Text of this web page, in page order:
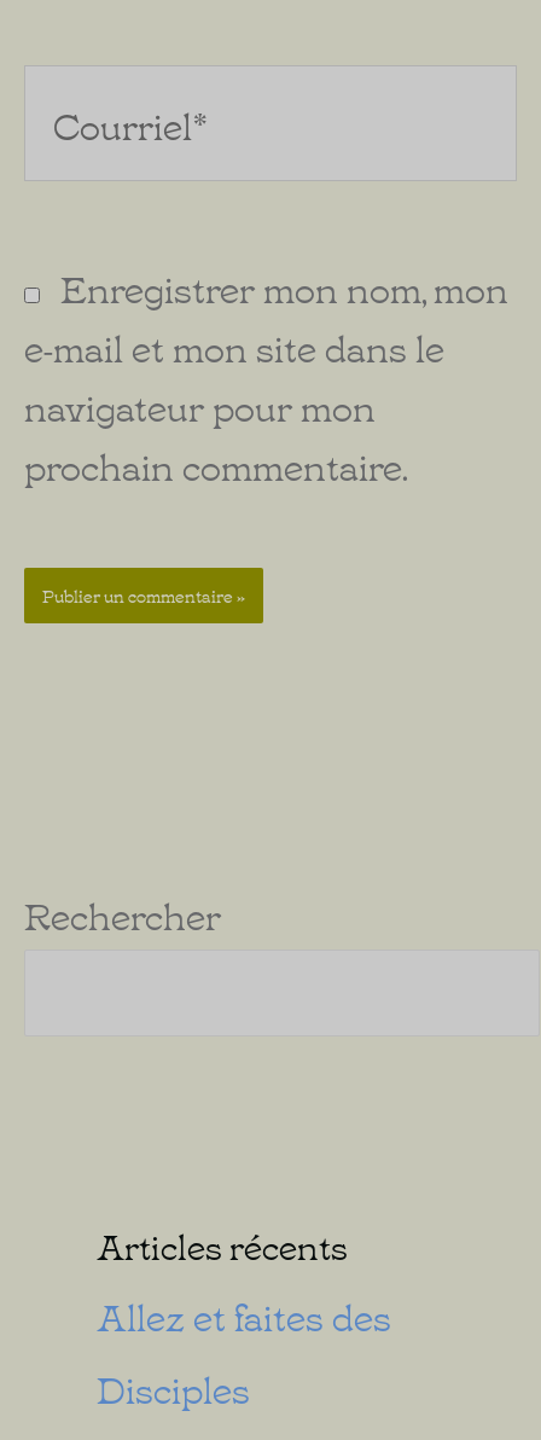
Enregistrer mon nom, mon
e-mail et mon site dans le
navigateur pour mon
prochain commentaire.
Rechercher
Articles récents
Allez et faites des
Disciples